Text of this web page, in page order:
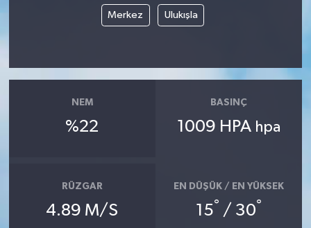
Merkez Ulukışla
NEM
%22
BASINÇ
1009 HPA hpa
RÜZGAR
4.89 M/S
EN DÜŞÜK / EN YÜKSEK
15° / 30°
Tarım ve Ekonomi
Ulusal